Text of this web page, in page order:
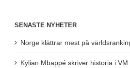
SENASTE NYHETER
Norge klättrar mest på
Kylian Mbappé skriver historia i VM